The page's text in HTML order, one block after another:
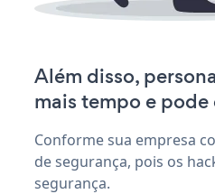
Além disso,
mais tempo e
Conforme sua empresa
de segurança, pois os
segurança.